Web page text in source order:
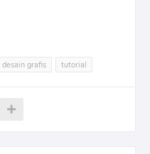
desain grafis tutorial